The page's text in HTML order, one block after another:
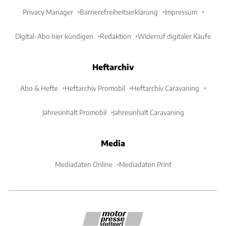
Privacy Manager Barrierefreiheitserklärung Impressum
Digital-Abo hier kündigen Redaktion Widerruf digitaler Käufe
Heftarchiv
Abo & Hefte Heftarchiv Promobil Heftarchiv Caravaning
Jahresinhalt Promobil Jahresinhalt Caravaning
Media
Mediadaten Online Mediadaten Print